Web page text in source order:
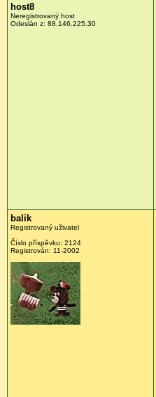
host8
Neregistrovaný host
Odeslán z: 88.146.225.30
balik
Registrovaný uživatel
Číslo příspěvku: 2124
Registrován: 11-2002